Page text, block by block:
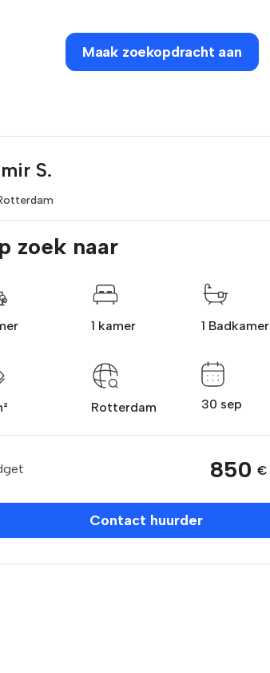
Maak zoekopdracht aan
S.
zoek naar
1 kamer 1 Badkamer
Rotterdam 30 sep
850 €
Contact huurder